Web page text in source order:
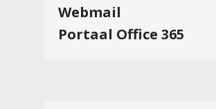
Webmail
Portaal Office 365